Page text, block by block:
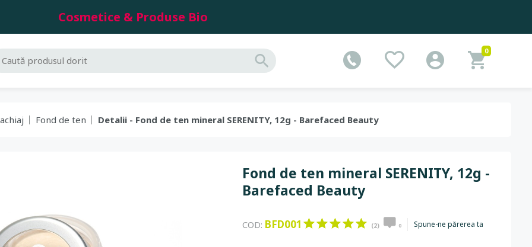
Cosmetice & Produse Bio
0
Fond de ten Detalii - Fond de ten mineral SERENITY, 12g - Barefaced Beauty
Fond de ten mineral SERENITY, 12g -
Barefaced Beauty
COD: BFD001 (2) 0 Spune-ne părerea ta